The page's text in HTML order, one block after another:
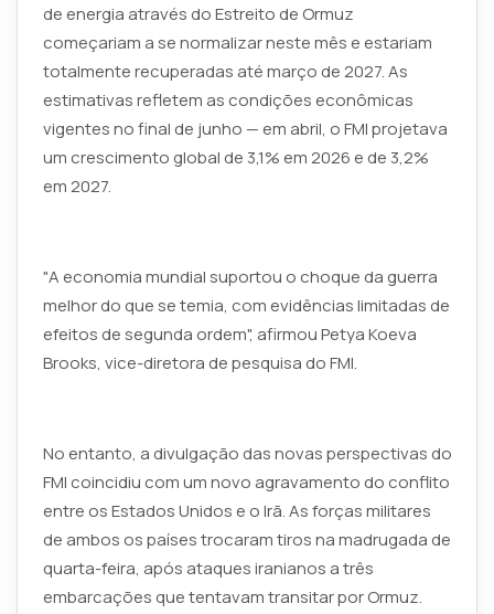
de energia através do Estreito de Ormuz
começariam a se normalizar neste mês e estariam
totalmente recuperadas até março de 2027. As
estimativas refletem as condições econômicas
vigentes no final de junho — em abril, o FMI projetava
um crescimento global de 3,1% em 2026 e de 3,2%
em 2027.
"A economia mundial suportou o choque da guerra
melhor do que se temia, com evidências limitadas de
efeitos de segunda ordem", afirmou Petya Koeva
Brooks, vice-diretora de pesquisa do FMI.
No entanto, a divulgação das novas perspectivas do
FMI coincidiu com um novo agravamento do conflito
entre os Estados Unidos e o Irã. As forças militares
de ambos os países trocaram tiros na madrugada de
quarta-feira, após ataques iranianos a três
embarcações que tentavam transitar por Ormuz.